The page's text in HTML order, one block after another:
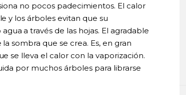
no pocos padecimientos. El calor
y los árboles evitan que su
a través de las hojas. El agradable
sombra que se crea. Es, en gran
se lleva el calor con la vaporización.
por muchos árboles para librarse